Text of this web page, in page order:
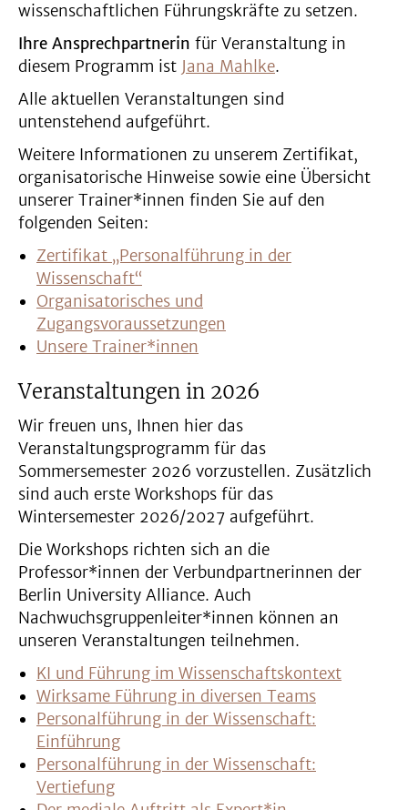
wissenschaftlichen Führungskräfte zu setzen.
Ihre Ansprechpartnerin für Veranstaltung in
diesem Programm ist Jana Mahlke.
Alle aktuellen Veranstaltungen sind
untenstehend aufgeführt.
Weitere Informationen zu unserem Zertifikat,
organisatorische Hinweise sowie eine Übersicht
unserer Trainer*innen finden Sie auf den
folgenden Seiten:
Zertifikat „Personalführung in der
Wissenschaft“
Organisatorisches und
Zugangsvoraussetzungen
Unsere Trainer*innen
Veranstaltungen in 2026
Wir freuen uns, Ihnen hier das
Veranstaltungsprogramm für das
Sommersemester 2026 vorzustellen. Zusätzlich
sind auch erste Workshops für das
Wintersemester 2026/2027 aufgeführt.
Die Workshops richten sich an die
Professor*innen der Verbundpartnerinnen der
Berlin University Alliance. Auch
Nachwuchsgruppenleiter*innen können an
unseren Veranstaltungen teilnehmen.
KI und Führung im Wissenschaftskontext
Wirksame Führung in diversen Teams
Personalführung in der Wissenschaft:
Einführung
Personalführung in der Wissenschaft:
Vertiefung